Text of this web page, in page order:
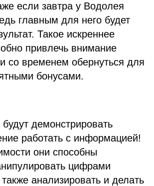
если завтра у Водолея
главным для него будет
Такое искреннее
привлечь внимание
со временем обернуться для
бонусами.
демонстрировать
работать с информацией!
они способны
цифрами
анализировать и делать